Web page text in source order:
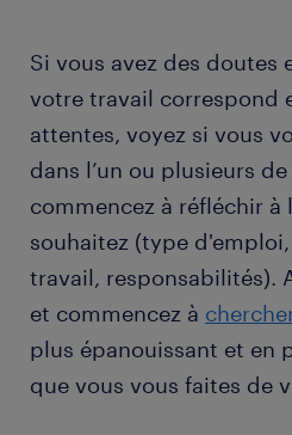
Si vous avez des doutes
votre travail correspond
attentes, voyez si vous
dans l’un ou plusieurs
commencez à réfléchir à
souhaitez (type
travail, responsabilités).
et commencez à
plus épanouissant et en
que vous vous faites de